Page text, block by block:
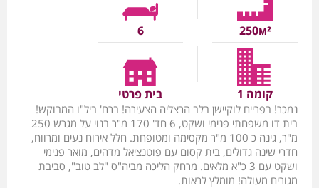
250м²
6
קומה 1 בית פרטי
נמכר! בפריים לוקיישן בלב הרצליה הצעירה! ברח' ביל"ו המבוקש!
בית דו משפחתי פנימי ושקט, 6 חד' 170 מ"ר בנוי על מגרש 250
מ"ר, גינה כ 100 מ"ר מקסימה ומטופחת. חלל אירוח נעים ומרווח,
חדרי שינה גדולים, בית קסום עם פוטנציאל מדהים, מואר פנימי
ושקט עם 3 כ"א מלאים. מרחק הליכה מביה"ס "לב טוב", סביבת
מגורים מעולה! מומלץ לראות.